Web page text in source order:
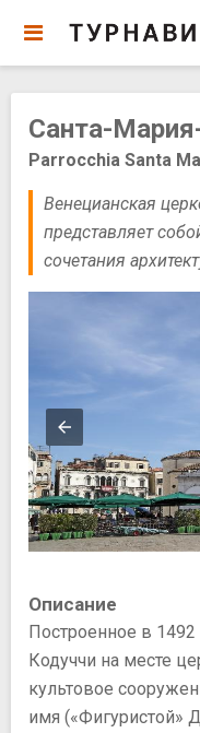
Санта-
Parrocchia Santa
Венецианская
представляет
сочетания
Описание
Построенное в
Кодуччи на месте
культовое
имя («Фигуристой»